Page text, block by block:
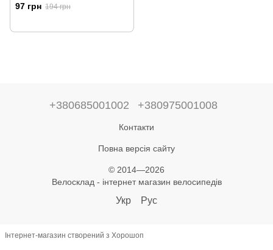
97 грн 194 грн
+380685001002 +380975001008
Контакти
Повна версія сайту
© 2014—2026
Велосклад - інтернет магазин велосипедів
Укр Рус
Інтернет-магазин створений з Хорошоп